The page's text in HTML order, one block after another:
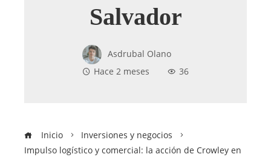
Salvador
Asdrubal Olano
Hace 2 meses
36
Inicio
Inversiones y negocios
Impulso logístico y comercial: la acción de Crowley en